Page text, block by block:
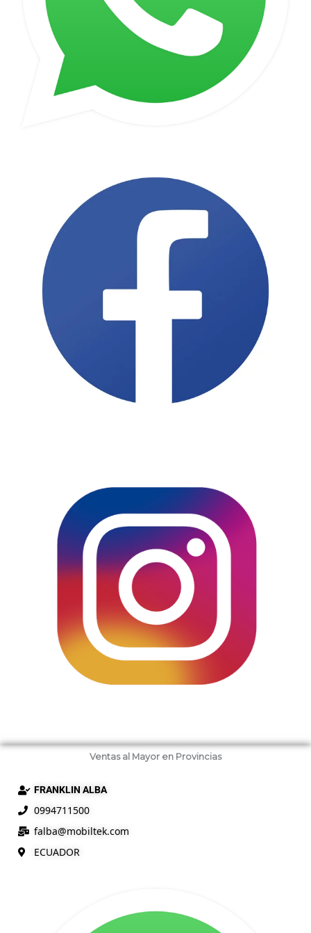
Ventas al Mayor en Provincias
FRANKLIN ALBA
0994711500
falba@mobiltek.com
ECUADOR